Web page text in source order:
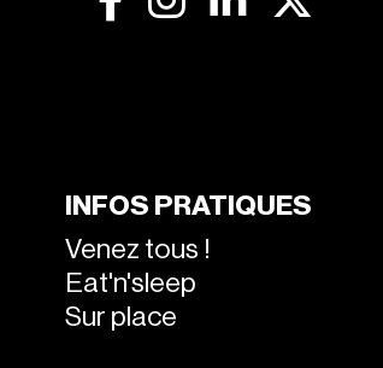
INFOS PRATIQUES
Venez tous !
Eat'n'sleep
Sur place